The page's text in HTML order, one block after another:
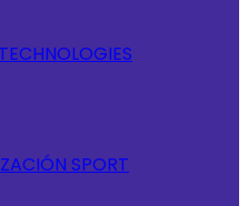
SPORT